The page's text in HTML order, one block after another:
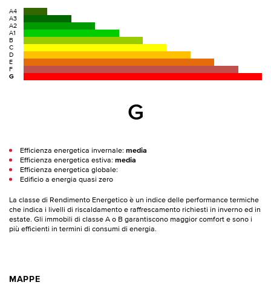
A4
A3
A2
A1
B
C
D
E
F
G
G
Efficienza energetica invernale: media
Efficienza energetica estiva: media
Efficienza energetica globale:
Edificio a energia quasi zero
La classe di Rendimento Energetico è un indice delle performance termiche
che indica i livelli di riscaldamento e raffrescamento richiesti in inverno ed in
estate. Gli immobili di classe A o B garantiscono maggior comfort e sono i
più efficienti in termini di consumi di energia.
MAPPE